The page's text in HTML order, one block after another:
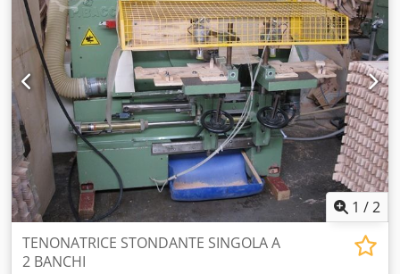
1 /2
TENONATRICE STONDANTE SINGOLA A
2 BANCHI